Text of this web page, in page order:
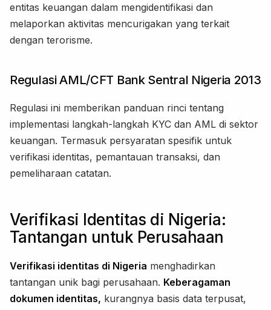
entitas keuangan dalam mengidentifikasi dan
melaporkan aktivitas mencurigakan yang terkait
dengan terorisme.
Regulasi AML/CFT Bank Sentral Nigeria 2013
Regulasi ini memberikan panduan rinci tentang
implementasi langkah-langkah KYC dan AML di sektor
keuangan. Termasuk persyaratan spesifik untuk
verifikasi identitas, pemantauan transaksi, dan
pemeliharaan catatan.
Verifikasi Identitas di Nigeria:
Tantangan untuk Perusahaan
Verifikasi identitas di Nigeria menghadirkan
tantangan unik bagi perusahaan. Keberagaman
dokumen identitas, kurangnya basis data terpusat,